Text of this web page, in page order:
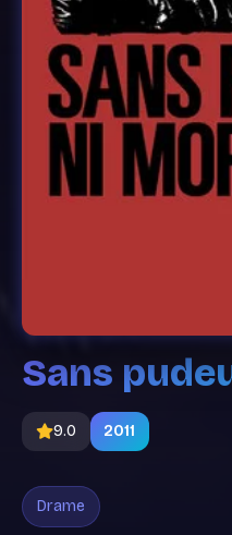
Sans
9.0 2011
Drame